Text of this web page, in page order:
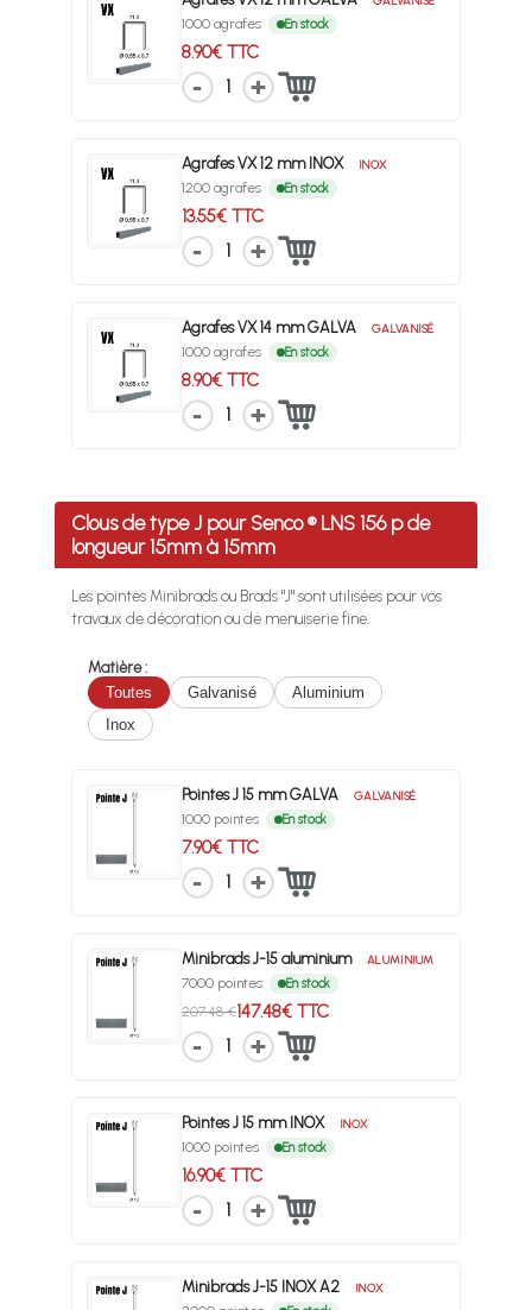
1000 agrafes En stock
8.90€ TTC
1
Agrafes VX 12 mm INOX INOX
1200 agrafes En stock
13.55€ TTC
1
Agrafes VX 14 mm GALVA GALVANISÉ
1000 agrafes En stock
8.90€ TTC
1
Clous de type J pour Senco ® LNS 156 p de
longueur 15mm à 15mm
Les pointes Minibrads ou Brads "J" sont utilisées pour vos
travaux de décoration ou de menuiserie fine.
Matière :
Toutes
Galvanisé
Aluminium
Inox
Pointes J 15 mm GALVA GALVANISÉ
1000 pointes En stock
7.90€ TTC
1
Minibrads J-15 aluminium ALUMINIUM
7000 pointes En stock
207.48 €147.48€ TTC
1
Pointes J 15 mm INOX INOX
1000 pointes En stock
16.90€ TTC
1
Minibrads J-15 INOX A2 INOX